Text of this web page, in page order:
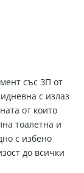
със ЗП от
с излаз
от които
тоалетна и
с избено
до всички